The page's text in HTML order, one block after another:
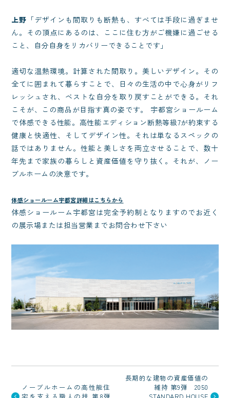
上野 「デザインも間取りも断熱も、すべては手段に過ぎませ
ん。その頂点にあるのは、ここに住む方がご機嫌に過ごせる
こと、自分自身をリカバリーできることです」
適切な温熱環境。計算された間取り。美しいデザイン。その
全てに囲まれて暮らすことで、日々の生活の中で心身がリフ
レッシュされ、ベストな自分を取り戻すことができる。それ
こそが、この商品が目指す真の姿です。 宇都宮ショールーム
で体感できる性能。高性能エディション断熱等級7が約束する
健康と快適性、そしてデザイン性。それは単なるスペックの
話ではありません。性能と美しさを両立させることで、数十
年先まで家族の暮らしと資産価値を守り抜く。それが、ノー
ブルホームの決意です。
体感ショールーム宇都宮詳細はこちらから
体感ショールーム宇都宮は完全予約制となりますのでお近く
の展示場または担当営業までお問合わせ下さい
ノーブルホームの高性能住
長期的な建物の資産価値の
維持 第9弾 2050